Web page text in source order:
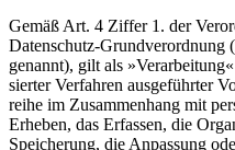
Gemäß Art. 4 Ziffer 1. der
Daten­schutz-
genannt), gilt als
sierter Verfahren ausge­führter
reihe im Zusam­menhang mit
Erheben, das Erfassen, die
Speicherung, die Anpassung